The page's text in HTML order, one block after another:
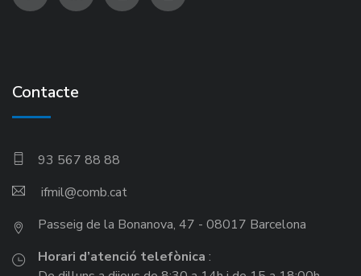
Contacte
93 567 88 88
ifmil
Passeig de la Bonanova, 47 - 08017 Barcelona
Horari d’atenció telefònica :